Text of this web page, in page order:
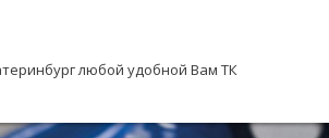
любой удобной Вам ТК